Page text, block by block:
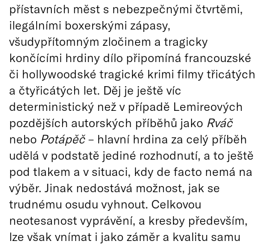
přístavních měst s nebezpečnými čtvrtěmi,
ilegálními boxerskými zápasy,
všudypřítomným zločinem a tragicky
končícími hrdiny dílo připomíná francouzské
či hollywoodské tragické krimi filmy třicátých
a čtyřicátých let. Děj je ještě víc
deterministický než v případě Lemireových
pozdějších autorských příběhů jako Rváč
nebo Potápěč– hlavní hrdina za celý příběh
udělá v podstatě jediné rozhodnutí, a to ještě
pod tlakem a v situaci, kdy de facto nemá na
výběr. Jinak nedostává možnost, jak se
trudnému osudu vyhnout. Celkovou
neotesanost vyprávění, a kresby především,
lze však vnímat i jako záměr a kvalitu samu